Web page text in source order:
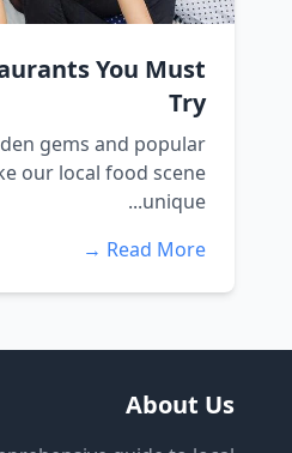
You Must
Try
gems and popular
our local food scene
unique...
Read More →
About Us